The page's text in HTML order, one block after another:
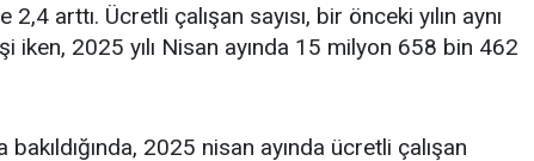
2,4 arttı. Ücretli çalışan sayısı, bir önceki yılın aynı
iken, 2025 yılı Nisan ayında 15 milyon 658 bin 462
bakıldığında, 2025 nisan ayında ücretli çalışan